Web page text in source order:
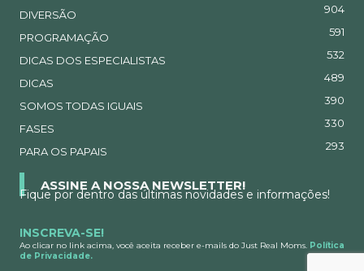
DIVERSÃO 904
PROGRAMAÇÃO 591
DICAS DOS ESPECIALISTAS 532
DICAS 489
SOMOS TODAS IGUAIS 390
FASES 330
PARA OS PAPAIS 293
ASSINE A NOSSA NEWSLETTER!
Fique por dentro das últimas novidades e informações!
INSCREVA-SE!
Ao clicar no link acima, você aceita receber e-mails do Just Real Moms. Política
de Privacidade.